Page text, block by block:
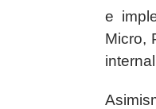
e
Micro,